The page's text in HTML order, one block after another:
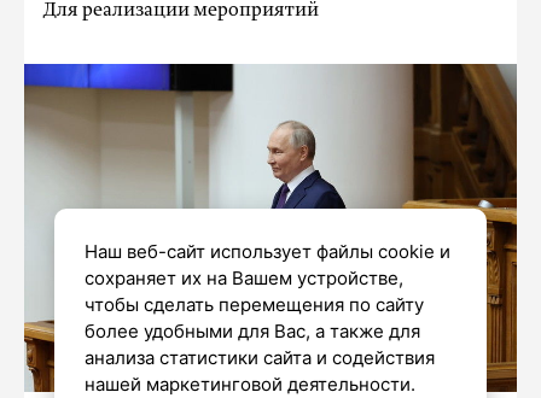
Для реализации мероприятий
Наш веб-сайт использует файлы cookie и
сохраняет их на Вашем устройстве,
чтобы сделать перемещения по сайту
более удобными для Вас, а также для
анализа статистики сайта и содействия
нашей маркетинговой деятельности.